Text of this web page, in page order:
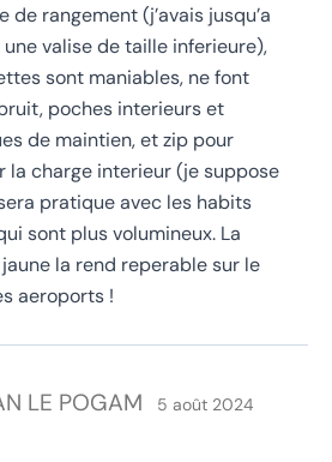
de rangement (j’avais jusqu’a
valise de taille inferieure),
sont maniables, ne font
poches interieurs et
de maintien, et zip pour
la charge interieur (je suppose
pratique avec les habits
sont plus volumineux. La
la rend reperable sur le
aeroports !
LE POGAM 5 août 2024